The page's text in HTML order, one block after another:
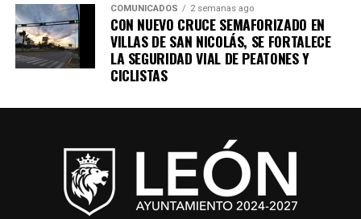
Con diálogo permanente, infraestructura, talento y
condiciones para invertir, la presente administración
continúa haciendo equipo con el sector productivo para
que León sea una ciudad donde las empresas encuentren
COMUNICADOS 2 semanas ago
CON NUEVO CRUCE SEMAFORIZADO EN
VILLAS DE SAN NICOLÁS, SE FORTALECE
LA SEGURIDAD VIAL DE PEATONES Y
CICLISTAS